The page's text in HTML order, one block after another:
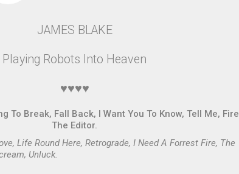
JAMES BLAKE
Playing Robots Into Heaven
♥♥♥♥
To Break, Fall Back, I Want You To Know, Tell Me, Fire
The Editor.
Life Round Here, Retrograde, I Need A Forrest Fire, The
Unluck.